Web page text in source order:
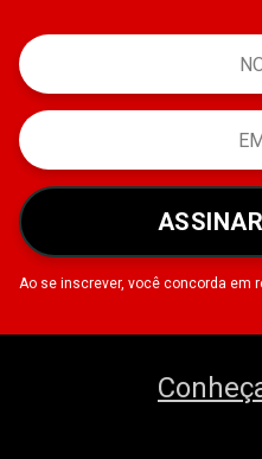
Ao se inscrever, você concorda em